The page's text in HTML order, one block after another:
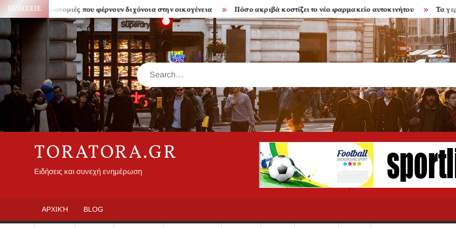
Skip
to
content
ΕΙΔΉΣΕΙΣ
Κληρονομιές που φέρνουν διχόνοια στην οικογένεια Πόσο ακριβά κοστίζει το νέο φαρμακείο αυτοκινήτου Τα
Search
TORATORA.GR
Ειδήσεις και συνεχή ενημέρωση
ΑΡΧΙΚΉ BLOG